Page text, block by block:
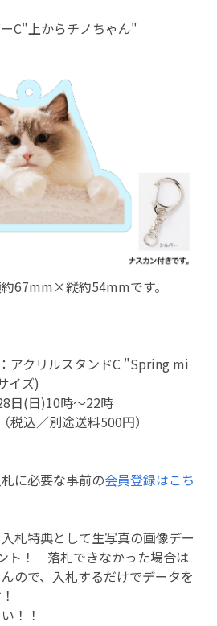
C"上からチノちゃん"
67mm×縦約54mmです。
アクリルスタンドC "Spring mi
イズ)
日(日)10時～22時
税込／別途送料500円）
に必要な事前の会員登録はこち
札特典として生写真の画像デー
ト！ 落札できなかった場合は
ので、入札するだけでデータを
！！